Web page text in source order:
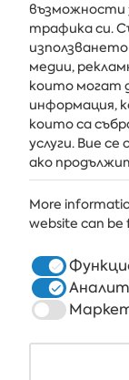
Получавайте
възможности
трафика си.
медии,
които могат
информация,
които са
услуги. Вие
ако
More
website can be